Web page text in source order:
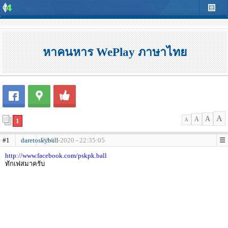
หาคนหาร WePlay ภาษาไทย
1 A A A A
#1 daretoskyball22-06-2020 - 22:35:05
http://www.facebook.com/pskpk.ball
ทักเฟสมาครับ